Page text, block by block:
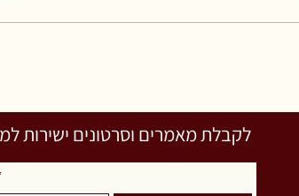
לקבלת מאמרים וסרטונים ישירות